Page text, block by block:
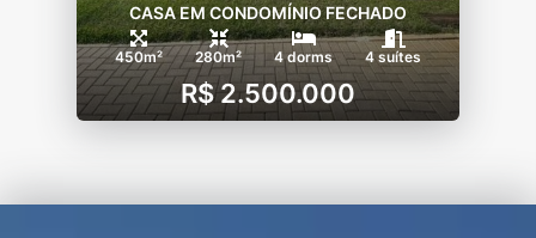
CASA EM CONDOMÍNIO FECHADO
450m² 280m² 4 dorms 4 suítes
R$ 2.500.000